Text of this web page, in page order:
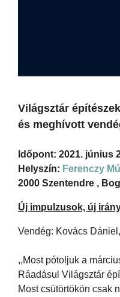
Világsztár
és meghívott
Időpont: 2021. június
Helyszín: Ferenczy
2000 Szentendre ,
Új impulzusok, új
Vendég: Kovács
,,Most pótoljuk a
Ráadásul Világsztár
Most csütörtökön csak